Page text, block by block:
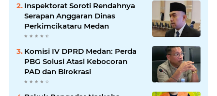
Inspektorat Soroti Rendahnya
Serapan Anggaran Dinas
Perkimcikataru Medan
Komisi IV DPRD Medan: Perda
PBG Solusi Atasi Kebocoran
PAD dan Birokrasi